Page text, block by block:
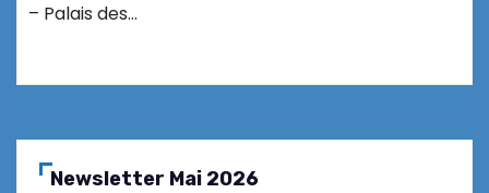
– Palais des…
Newsletter Mai 2026